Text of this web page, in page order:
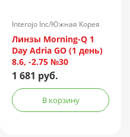
Interojo Inc/Южная Корея
Линзы Morning-Q 1
Day Adria GO (1 день)
8.6, -2.75 №30
1 681 руб.
В корзину